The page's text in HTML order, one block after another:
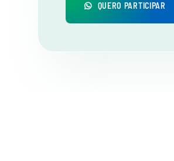
QUERO PARTICIPAR